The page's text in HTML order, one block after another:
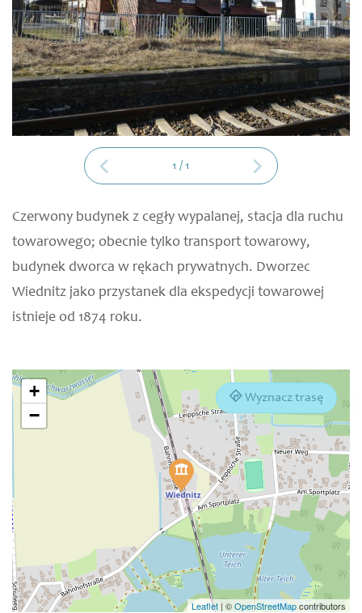
1 /1
Czerwony budynek z cegły wypalanej, stacja dla ruchu
towarowego; obecnie tylko transport towarowy,
budynek dworca w rękach prywatnych. Dworzec
Wiednitz jako przystanek dla ekspedycji towarowej
istnieje od 1874 roku.
Wyznacz trasę
+
−
Leaflet | ©OpenStreetMapcontributors